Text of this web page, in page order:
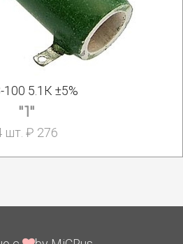
5.1К ±5%
"1"
шт. ₽ 276